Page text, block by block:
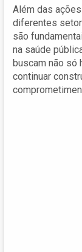
Além das
diferentes
são
na saúde
buscam não só
continuar